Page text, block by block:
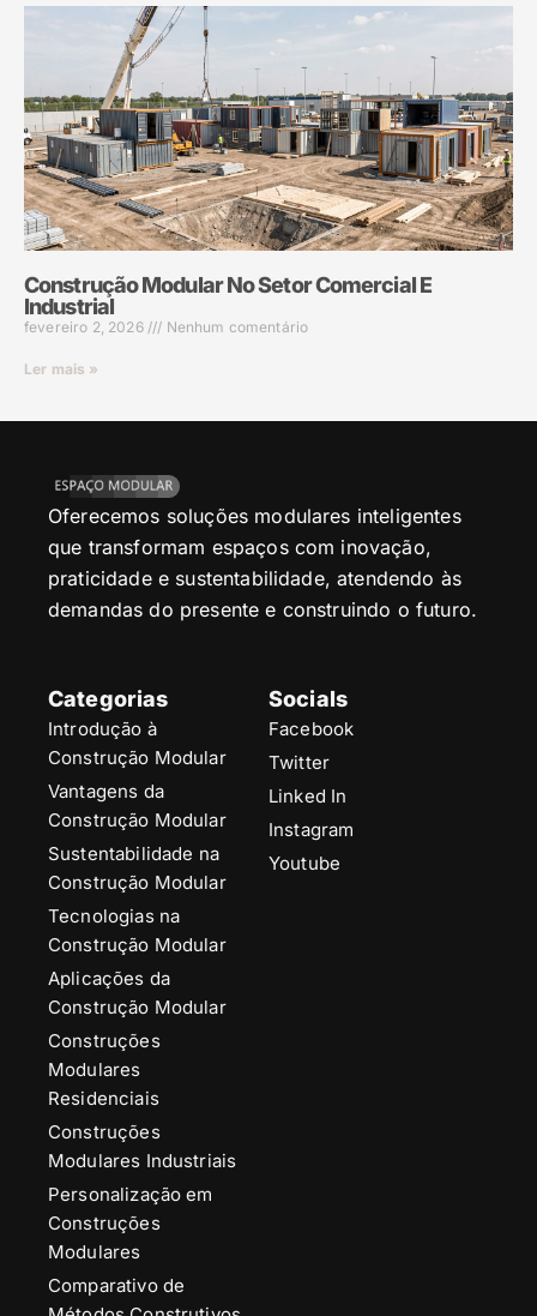
Construção Modular No Setor Comercial E
Industrial
fevereiro 2, 2026 Nenhum comentário
Ler mais »
Oferecemos soluções modulares inteligentes
que transformam espaços com inovação,
praticidade e sustentabilidade, atendendo às
demandas do presente e construindo o futuro.
Categorias
Introdução à
Construção Modular
Vantagens da
Construção Modular
Sustentabilidade na
Construção Modular
Tecnologias na
Construção Modular
Aplicações da
Construção Modular
Construções
Modulares
Residenciais
Construções
Modulares Industriais
Personalização em
Construções
Modulares
Comparativo de
Socials
Facebook
Twitter
Linked In
Instagram
Youtube